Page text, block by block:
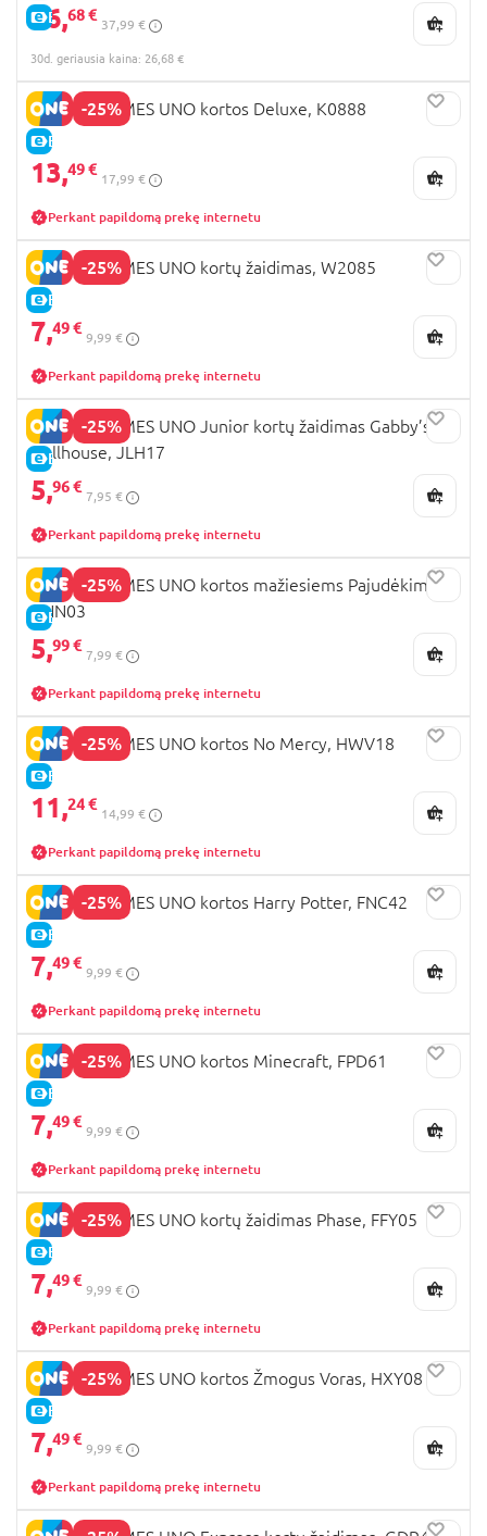
E-KAINA
26,68 €
37,99 €
30d. geriausia kaina: 26,68 €
-25%
E-KAINA
MATTEL GAMES UNO kortos Deluxe, K0888
13,49 €
17,99 €
Perkant papildomą prekę internetu
-25%
E-KAINA
MATTEL GAMES UNO kortų žaidimas, W2085
7,49 €
9,99 €
Perkant papildomą prekę internetu
-25%
E-KAINA
MATTEL GAMES UNO Junior kortų žaidimas Gabby’s
Dollhouse, JLH17
5,96 €
7,95 €
Perkant papildomą prekę internetu
-25%
E-KAINA
MATTEL GAMES UNO kortos mažiesiems Pajudėkime,
HNN03
5,99 €
7,99 €
Perkant papildomą prekę internetu
-25%
E-KAINA
MATTEL GAMES UNO kortos No Mercy, HWV18
11,24 €
14,99 €
Perkant papildomą prekę internetu
-25%
E-KAINA
MATTEL GAMES UNO kortos Harry Potter, FNC42
7,49 €
9,99 €
Perkant papildomą prekę internetu
-25%
E-KAINA
MATTEL GAMES UNO kortos Minecraft, FPD61
7,49 €
9,99 €
Perkant papildomą prekę internetu
-25%
E-KAINA
MATTEL GAMES UNO kortų žaidimas Phase, FFY05
7,49 €
9,99 €
Perkant papildomą prekę internetu
-25%
E-KAINA
MATTEL GAMES UNO kortos Žmogus Voras, HXY08
7,49 €
9,99 €
Perkant papildomą prekę internetu